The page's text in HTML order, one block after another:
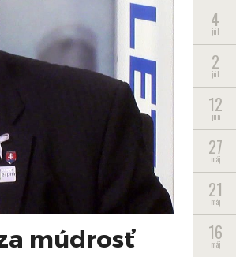
múdrosť
4
júl
2
júl
12
jún
27
máj
21
máj
16
máj